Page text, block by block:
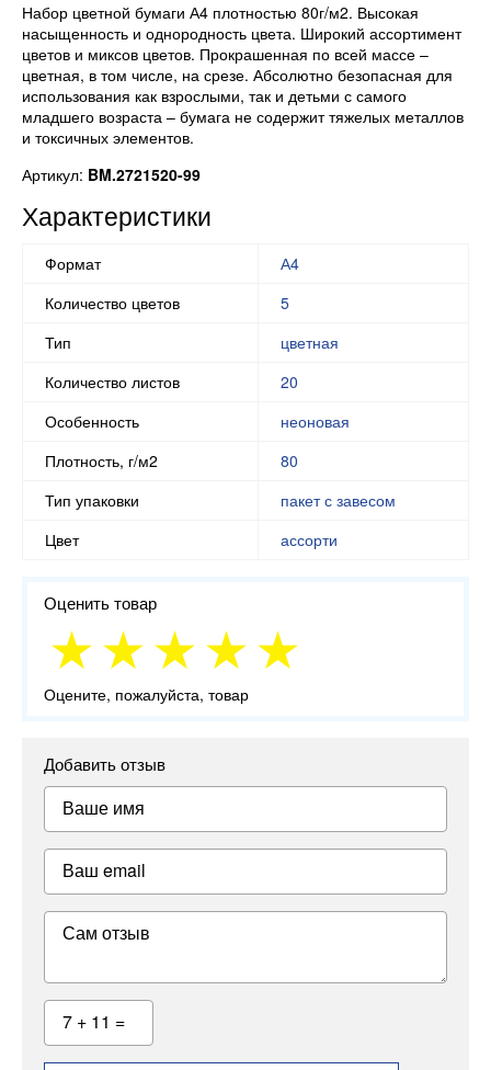
Набор цветной бумаги А4 плотностью 80г/м2. Высокая
насыщенность и однородность цвета. Широкий ассортимент
цветов и миксов цветов. Прокрашенная по всей массе –
цветная, в том числе, на срезе. Абсолютно безопасная для
использования как взрослыми, так и детьми с самого
младшего возраста – бумага не содержит тяжелых металлов
и токсичных элементов.
Артикул: BM.2721520-99
Характеристики
Формат
А4
Количество цветов
5
Тип
цветная
Количество листов
20
Особенность
неоновая
Плотность, г/м2
80
Тип упаковки
пакет с завесом
Цвет
ассорти
Оценить товар
Оцените, пожалуйста, товар
Добавить отзыв
Ваше имя
Ваш email
Сам отзыв
7 + 11 =